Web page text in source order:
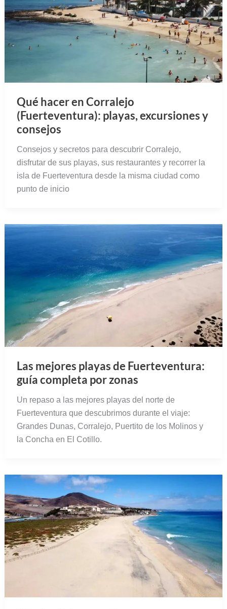
Qué hacer en Corralejo
(Fuerteventura): playas, excursiones y
consejos
Consejos y secretos para descubrir Corralejo,
disfrutar de sus playas, sus restaurantes y recorrer la
isla de Fuerteventura desde la misma ciudad como
punto de inicio
Las mejores playas de Fuerteventura:
guía completa por zonas
Un repaso a las mejores playas del norte de
Fuerteventura que descubrimos durante el viaje:
Grandes Dunas, Corralejo, Puertito de los Molinos y
la Concha en El Cotillo.